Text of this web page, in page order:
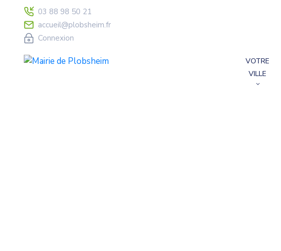
03 88 98 50 21
accueil@plobsheim.fr
Connexion
VOTRE
VILLE